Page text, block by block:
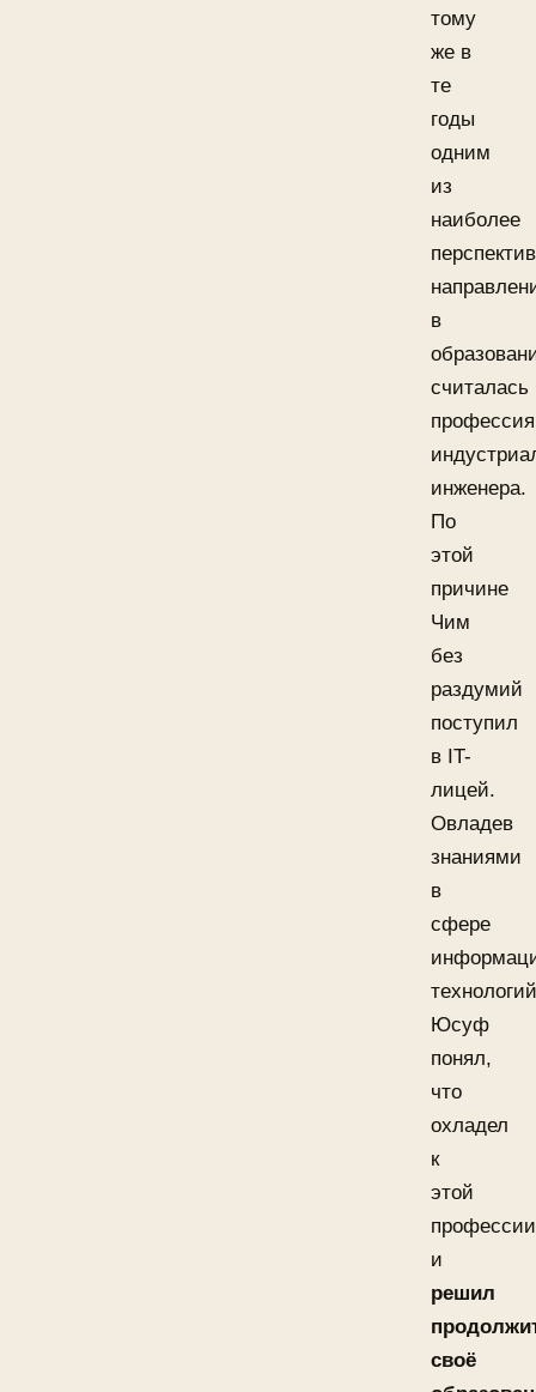
тому
же в
те
годы
одним
из
наиболее
в
считалась
профессия
инженера.
По
этой
причине
Чим
без
раздумий
поступил
в IT-
лицей.
Овладев
знаниями
в
сфере
Юсуф
понял,
что
охладел
к
этой
и
решил
своё